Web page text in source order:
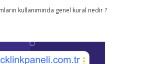
kullanımında genel kural nedir ?